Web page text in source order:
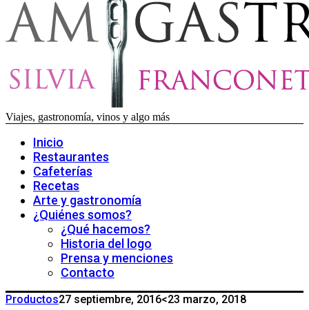
Viajes, gastronomía, vinos y algo más
Inicio
Restaurantes
Cafeterías
Recetas
Arte y gastronomía
¿Quiénes somos?
¿Qué hacemos?
Historia del logo
Prensa y menciones
Contacto
Productos27 septiembre, 2016<23 marzo, 2018